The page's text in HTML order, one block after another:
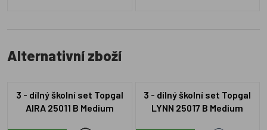
Alternativní zboží
3 - dílný školní set Topgal
AIRA 25011 B Medium
3 - dílný školní set Topgal
LYNN 25017 B Medium